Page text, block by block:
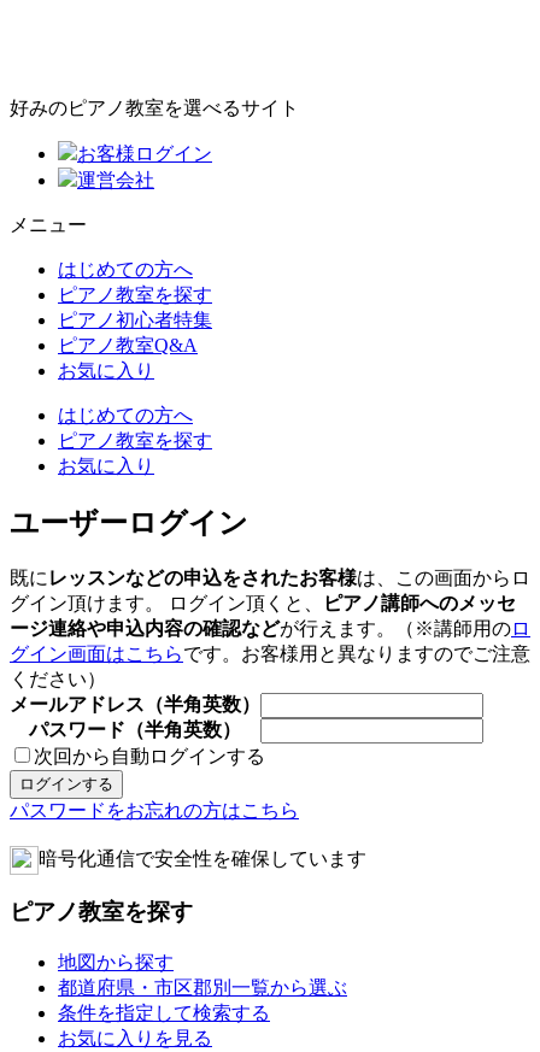
好みのピアノ教室を選べるサイト
お客様ログイン
運営会社
メニュー
はじめての方へ
ピアノ教室を探す
ピアノ初心者特集
ピアノ教室Q&A
お気に入り
はじめての方へ
ピアノ教室を探す
お気に入り
ユーザーログイン
既に レッスンなどの申込をされたお客様は、この画面からロ
グイン頂けます。 ログイン頂くと、
ピアノ講師へのメッセ
ージ連絡や申込内容の確認などが行えます。（※講師用のロ
グイン画面はこちらです。お客様用と異なりますのでご注意
ください）
メールアドレス（半角英数）
パスワード（半角英数）
次回から自動ログインする
パスワードをお忘れの方はこちら
暗号化通信で安全性を確保しています
ピアノ教室を探す
地図から探す
都道府県・市区郡別一覧から選ぶ
条件を指定して検索する
お気に入りを見る